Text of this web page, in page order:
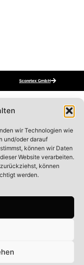
wir Technologien wie
und/oder darauf
können wir Daten
Website verarbeiten.
können
werden.
Scoretex GmbH